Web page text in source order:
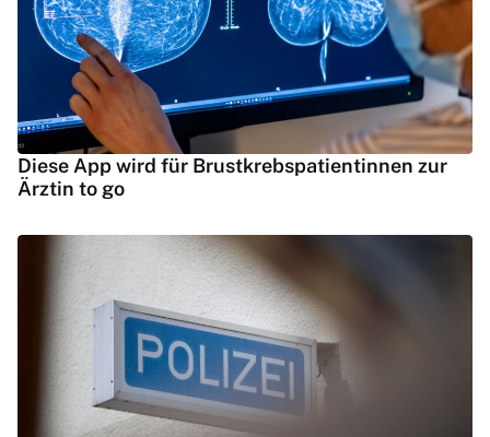
Diese App wird für Brustkrebspatientinnen zur
Ärztin to go